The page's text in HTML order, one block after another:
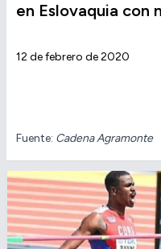
en Eslovaquia con
12 de febrero de 2020
Fuente: Cadena Agramonte